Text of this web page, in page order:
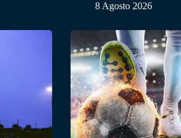
8 Agosto 2026